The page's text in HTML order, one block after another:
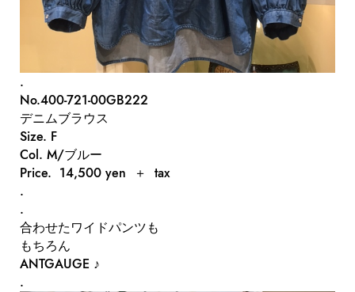
.
No.400-721-00GB222
デニムブラウス
Size. F
Col. M/ブルー
Price. 14,500 yen ＋ tax
.
.
合わせたワイドパンツも
もちろん
ANTGAUGE ♪
.